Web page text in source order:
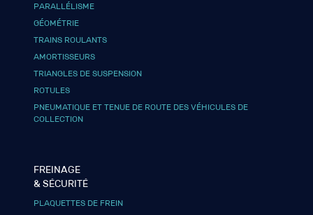
PARALLÉLISME
GÉOMÉTRIE
TRAINS ROULANTS
AMORTISSEURS
TRIANGLES DE SUSPENSION
ROTULES
PNEUMATIQUE ET TENUE DE ROUTE DES VÉHICULES DE
COLLECTION
FREINAGE
& SÉCURITÉ
PLAQUETTES DE FREIN